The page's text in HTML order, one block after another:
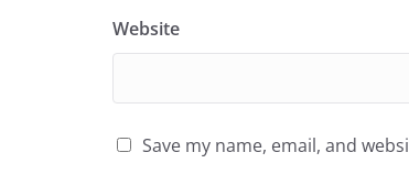
Website
Save my name, email, and